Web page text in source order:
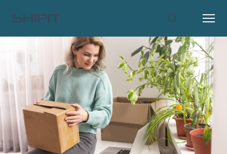
Siirry etusivulle